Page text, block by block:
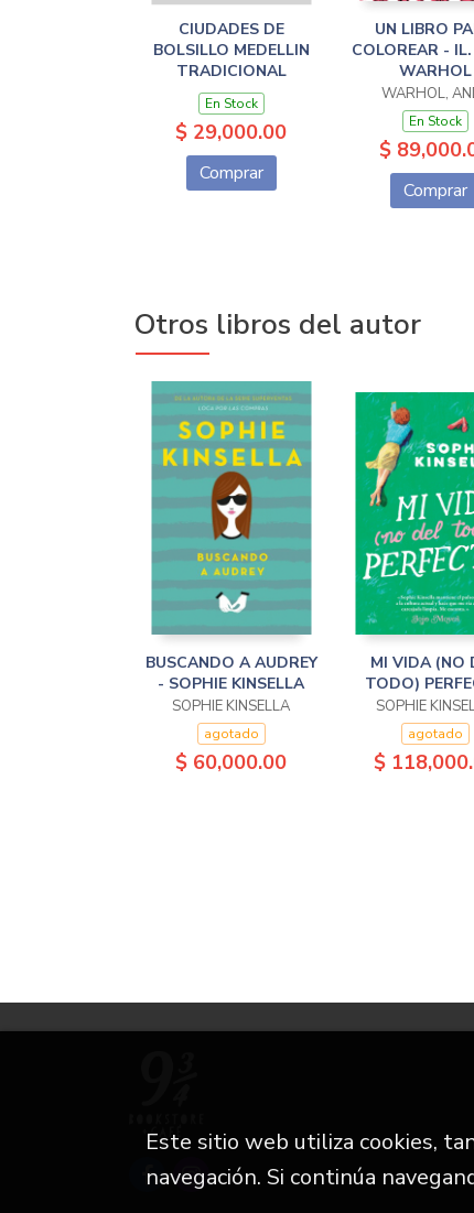
CIUDADES DE
BOLSILLO MEDELLIN
TRADICIONAL
En Stock
$ 29,000.00
Comprar
UN LIBRO
COLOREAR -
WARHOL
WARHOL,
En Stock
$
Comprar
Otros libros del autor
BUSCANDO A AUDREY
- SOPHIE KINSELLA
SOPHIE KINSELLA
agotado
$ 60,000.00
MI VIDA (NO
TODO)
SOPHIE
agotado
$
Este sitio web utiliza cookies,
navegación. Si continúa